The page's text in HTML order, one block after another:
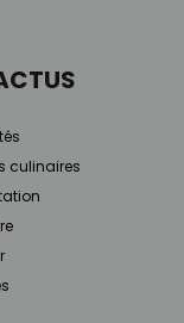
culinaires